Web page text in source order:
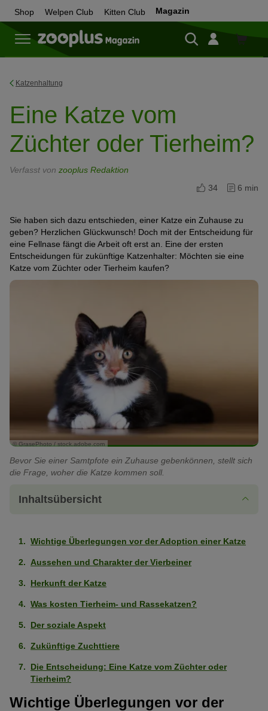
Shop Welpen Club Kitten Club Magazin
Zum
Katzenhaltung
Eine Katze vom
Züchter oder Tierheim?
Verfasst von zooplus Redaktion
34
6 min
Sie haben sich dazu entschieden, einer Katze ein Zuhause zu
geben? Herzlichen Glückwunsch! Doch mit der Entscheidung für
eine Fellnase fängt die Arbeit oft erst an. Eine der ersten
Entscheidungen für zukünftige Katzenhalter: Möchten sie eine
Katze vom Züchter oder Tierheim kaufen?
© GrasePhoto / stock.adobe.com
Bevor Sie einer Samtpfote ein Zuhause gebenkönnen, stellt sich
die Frage, woher die Katze kommen soll.
Inhaltsübersicht
Wichtige Überlegungen vor der Adoption einer Katze
Aussehen und Charakter der Vierbeiner
Herkunft der Katze
Was kosten Tierheim- und Rassekatzen?
Der soziale Aspekt
Zukünftige Zuchttiere
Die Entscheidung: Eine Katze vom Züchter oder
Tierheim?
Wichtige Überlegungen vor der